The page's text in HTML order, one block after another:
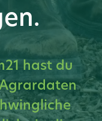
hast du